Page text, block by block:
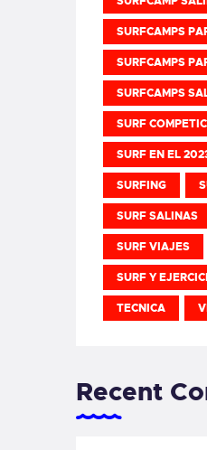
SURFCAMPS
SURFCAMPS
SURFCAMPS
SURF
SURF EN EL
SURFING
SURF SALINAS
SURF VIAJES
SURF Y
TECNICA
Recent